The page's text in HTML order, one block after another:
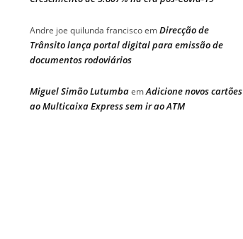
Andre joe quilunda franciscoemDirecção de
Trânsito lança portal digital para emissão de
documentos rodoviários
Miguel Simão LutumbaemAdicione novos cartões
ao Multicaixa Express sem ir ao ATM